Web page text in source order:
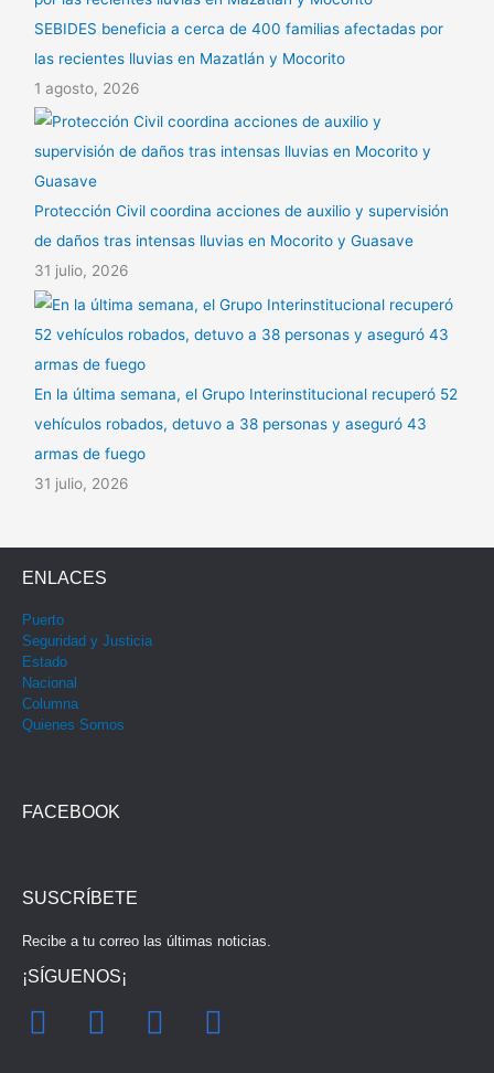
SEBIDES beneficia a cerca de 400 familias afectadas por
las recientes lluvias en Mazatlán y Mocorito
1 agosto, 2026
Protección Civil coordina acciones de auxilio y supervisión
de daños tras intensas lluvias en Mocorito y Guasave
31 julio, 2026
En la última semana, el Grupo Interinstitucional recuperó 52
vehículos robados, detuvo a 38 personas y aseguró 43
armas de fuego
31 julio, 2026
ENLACES
Puerto
Seguridad y Justicia
Estado
Nacional
Columna
Quienes Somos
FACEBOOK
SUSCRÍBETE
Recibe a tu correo las últimas noticias.
¡SÍGUENOS¡
F
I
Y
T